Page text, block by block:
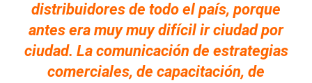
distribuidores de todo el país, porque
antes era muy muy difícil ir ciudad por
ciudad. La comunicación de estrategias
comerciales, de capacitación, de